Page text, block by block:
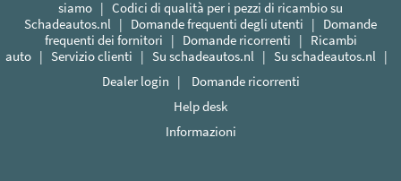
siamo | Codici di qualità per i pezzi di ricambio su
Schadeautos.nl | Domande frequenti degli utenti | Domande
frequenti dei fornitori | Domande ricorrenti | Ricambi
auto | Servizio clienti | Su schadeautos.nl | Su schadeautos.nl |
Dealer login | Domande ricorrenti
Help desk
Informazioni